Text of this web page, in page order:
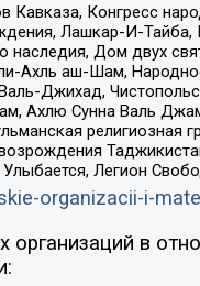
Конгресс
Лашкар-И-
Дом двух
Ахль аш-Шам,
Джихад,
Ахлю Сунна Валь
религиозная
Легион
organizacii-i-
в